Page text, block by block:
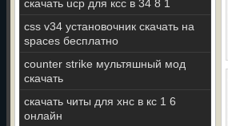
скачать ucp для ксс в 34 8 1
css v34 установочник скачать на
spaces бесплатно
counter strike мультяшный мод
скачать
скачать читы для хнс в кс 1 6
онлайн